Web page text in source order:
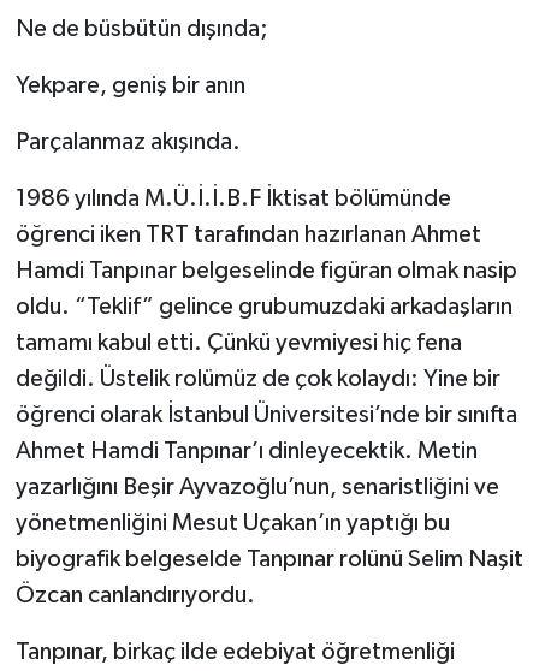
Ne de büsbütün dışında;
Yekpare, geniş bir anın
Parçalanmaz akışında.
1986 yılında M.Ü.İ.İ.B.F İktisat bölümünde
öğrenci iken TRT tarafından hazırlanan Ahmet
Hamdi Tanpınar belgeselinde figüran olmak nasip
oldu. “Teklif” gelince grubumuzdaki arkadaşların
tamamı kabul etti. Çünkü yevmiyesi hiç fena
değildi. Üstelik rolümüz de çok kolaydı: Yine bir
öğrenci olarak İstanbul Üniversitesi’nde bir sınıfta
Ahmet Hamdi Tanpınar’ı dinleyecektik. Metin
yazarlığını Beşir Ayvazoğlu’nun, senaristliğini ve
yönetmenliğini Mesut Uçakan’ın yaptığı bu
biyografik belgeselde Tanpınar rolünü Selim Naşit
Özcan canlandırıyordu.
Tanpınar, birkaç ilde edebiyat öğretmenliği